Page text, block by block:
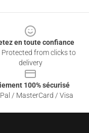
en toute confiance
from clicks to
delivery
100% sécurisé
/ MasterCard / Visa